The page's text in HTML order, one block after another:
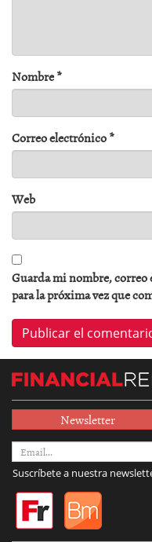
Nombre*
Correo electrónico*
Web
Guarda mi nombre, correo
para la próxima vez que
Newsletter
Suscríbete a nuestra